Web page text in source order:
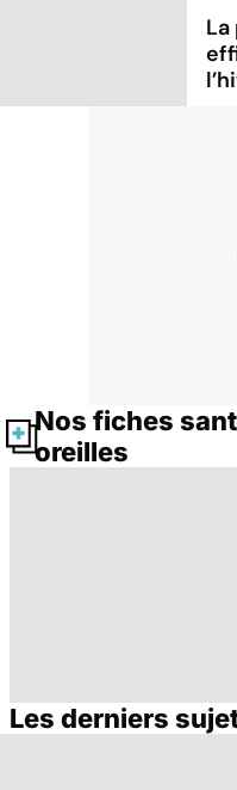
Nos fiches
oreilles
Remèdes
Les derniers